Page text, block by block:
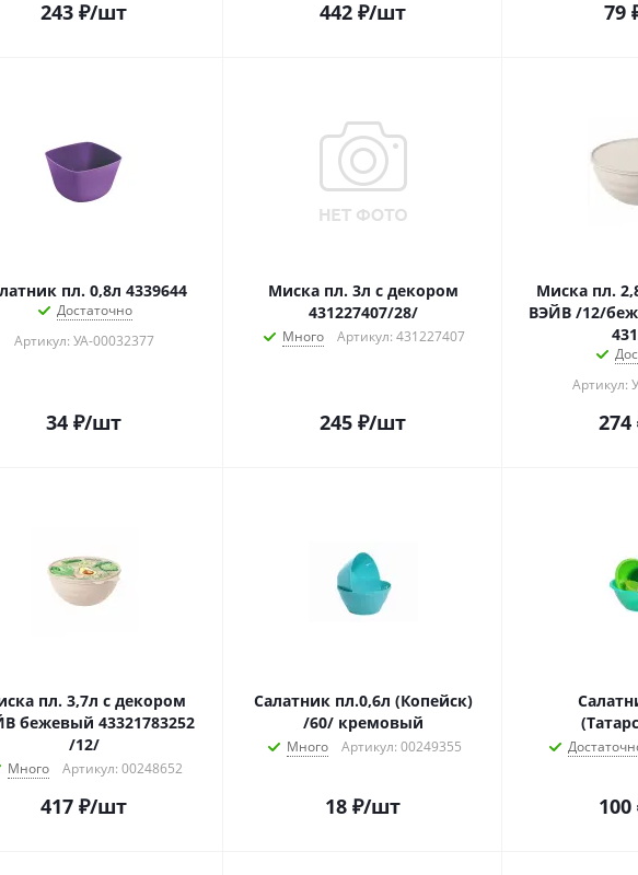
243 ₽/шт 442 ₽/шт 79
пл. 0,8л 4339644
Достаточно
Артикул: УА-00032377
34 ₽/шт
Миска пл. 3л с декором
431227407/28/
Много Артикул: 431227407
245 ₽/шт
Миска пл.
ВЭЙВ /12/
Артикул:
274
пл. 3,7л с декором
бежевый 43321783252
/12/
Много Артикул: 00248652
417 ₽/шт
Салатник пл.0,6л (Копейск)
/60/ кремовый
Много Артикул: 00249355
18 ₽/шт 100